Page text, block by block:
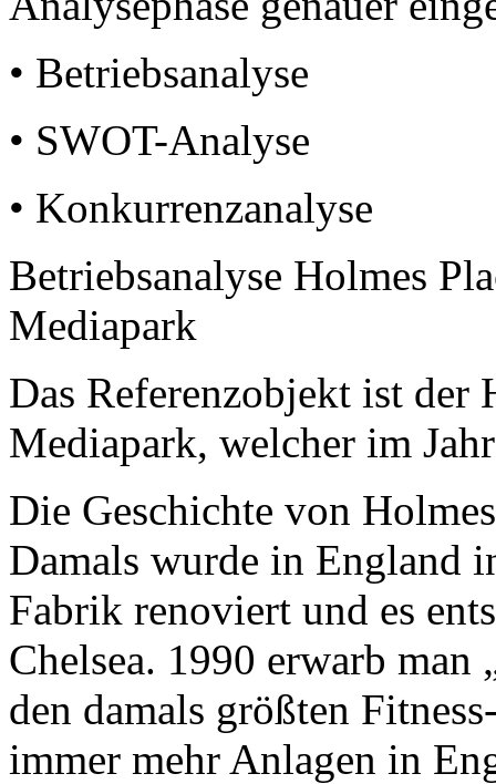
• Betriebsanalyse
• SWOT-Analyse
• Konkurrenzanalyse
Betriebsanalyse Holmes
Mediapark
Das Referenzobjekt ist der
Mediapark, welcher im
Die Geschichte von
Damals wurde in England
Fabrik renoviert und es
Chelsea. 1990 erwarb man
den damals größten
immer mehr Anlagen in